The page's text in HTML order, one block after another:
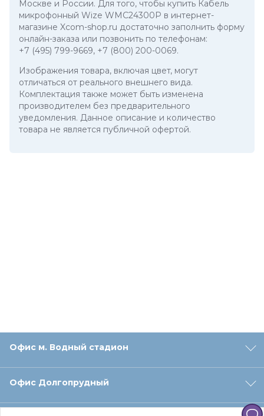
Москве и России. Для того, чтобы купить Кабель
микрофонный Wize WMC24300P в интернет-
магазине Xcom-shop.ru достаточно заполнить форму
онлайн-заказа или позвонить по телефонам:
+7 (495) 799-9669, +7 (800) 200-0069.
Изображения товара, включая цвет, могут
отличаться от реального внешнего вида.
Комплектация также может быть изменена
производителем без предварительного
уведомления. Данное описание и количество
товара не является публичной офертой.
Офис м. Водный стадион
Офис Долгопрудный